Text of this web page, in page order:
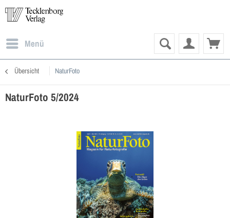
Menü
Übersicht NaturFoto
NaturFoto 5/2024